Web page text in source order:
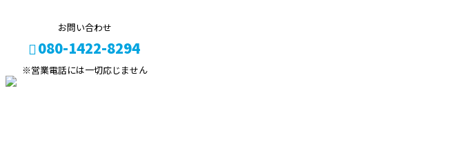
お問い合わせ
080-1422-8294
※営業電話には一切応じません